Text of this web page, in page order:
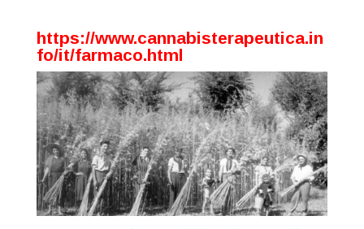
https://www.cannabisterapeutica.in
fo/it/farmaco.html